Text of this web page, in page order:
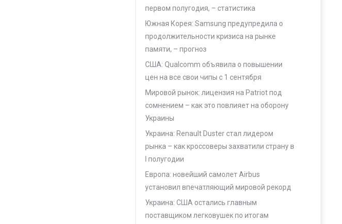
первом полугодия, – статистика
Южная Корея: Samsung предупредила о
продолжительности кризиса на рынке
памяти, – прогноз
США: Qualcomm объявила о повышении
цен на все свои чипы с 1 сентября
Мировой рынок: лицензия на Patriot под
сомнением – как это повлияет на оборону
Украины
Украина: Renault Duster стал лидером
рынка – как кроссоверы захватили страну в
I полугодии
Европа: новейший самолет Airbus
установил впечатляющий мировой рекорд
Украина: США остались главным
поставщиком легковушек по итогам